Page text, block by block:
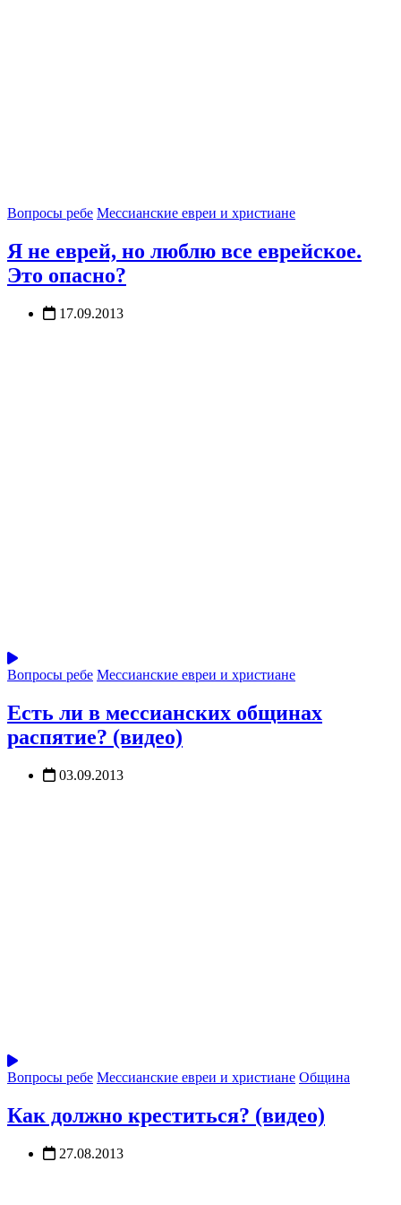
Вопросы ребе Мессианские евреи и христиане
Я не еврей, но люблю все еврейское.
Это опасно?
17.09.2013
Вопросы ребе Мессианские евреи и христиане
Есть ли в мессианских общинах
распятие? (видео)
03.09.2013
Вопросы ребе Мессианские евреи и христиане Община
Как должно креститься? (видео)
27.08.2013